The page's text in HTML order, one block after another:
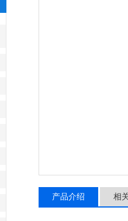
产品介绍 相